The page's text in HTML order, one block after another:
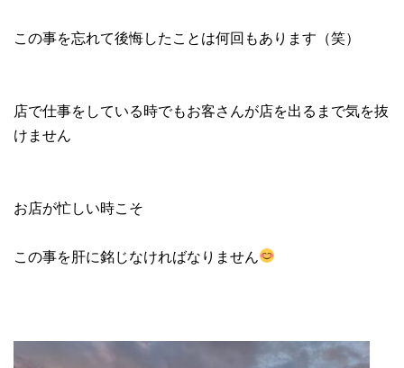
この事を忘れて後悔したことは何回もあります（笑）
店で仕事をしている時でもお客さんが店を出るまで気を抜
けません
お店が忙しい時こそ
この事を肝に銘じなければなりません